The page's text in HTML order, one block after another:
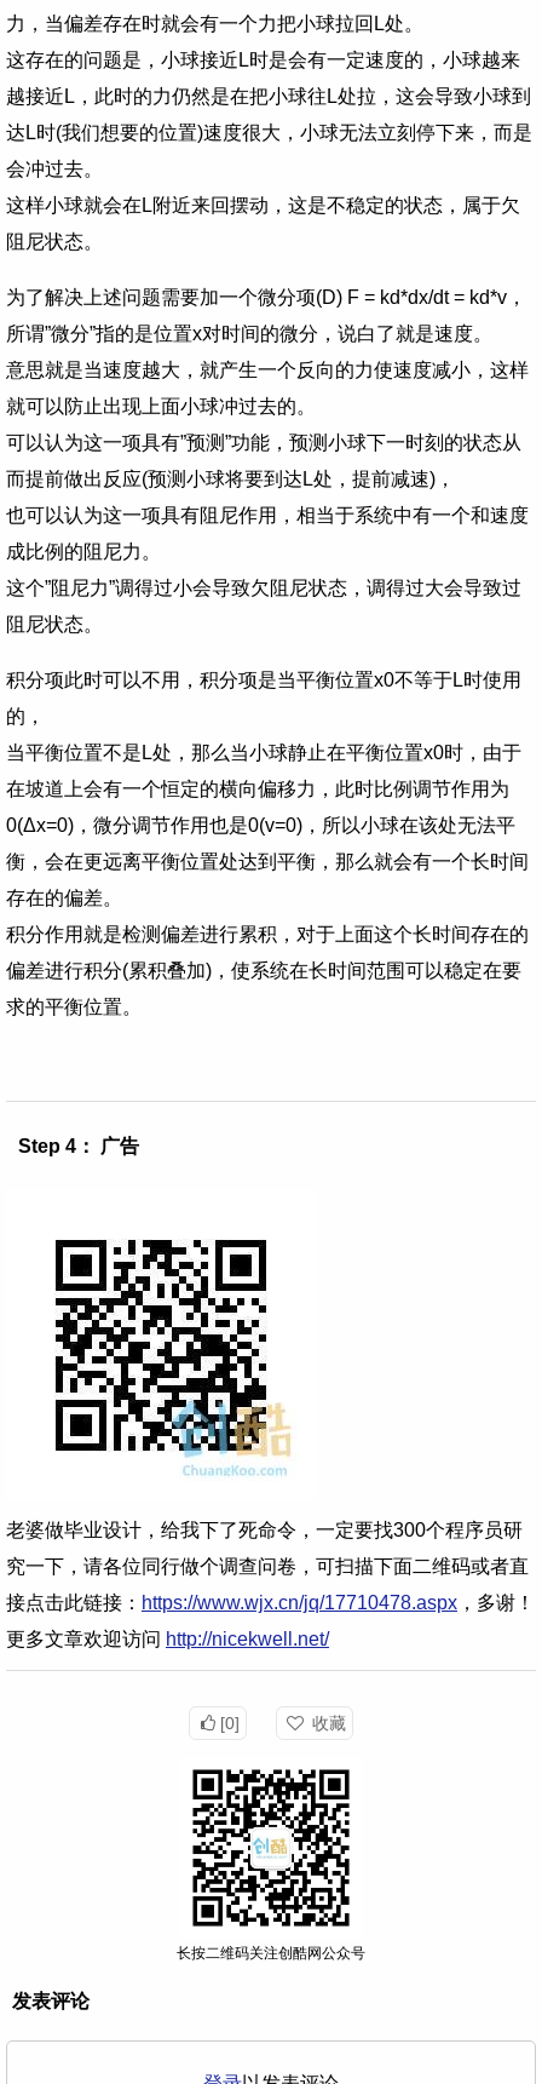
力，当偏差存在时就会有一个力把小球拉回L处。
这存在的问题是，小球接近L时是会有一定速度的，小球越来
越接近L，此时的力仍然是在把小球往L处拉，这会导致小球到
达L时(我们想要的位置)速度很大，小球无法立刻停下来，而是
会冲过去。
这样小球就会在L附近来回摆动，这是不稳定的状态，属于欠
阻尼状态。
为了解决上述问题需要加一个微分项(D) F = kd*dx/dt = kd*v，
所谓”微分”指的是位置x对时间的微分，说白了就是速度。
意思就是当速度越大，就产生一个反向的力使速度减小，这样
就可以防止出现上面小球冲过去的。
可以认为这一项具有”预测”功能，预测小球下一时刻的状态从
而提前做出反应(预测小球将要到达L处，提前减速)，
也可以认为这一项具有阻尼作用，相当于系统中有一个和速度
成比例的阻尼力。
这个”阻尼力”调得过小会导致欠阻尼状态，调得过大会导致过
阻尼状态。
积分项此时可以不用，积分项是当平衡位置x0不等于L时使用
的，
当平衡位置不是L处，那么当小球静止在平衡位置x0时，由于
在坡道上会有一个恒定的横向偏移力，此时比例调节作用为
0(Δx=0)，微分调节作用也是0(v=0)，所以小球在该处无法平
衡，会在更远离平衡位置处达到平衡，那么就会有一个长时间
存在的偏差。
积分作用就是检测偏差进行累积，对于上面这个长时间存在的
偏差进行积分(累积叠加)，使系统在长时间范围可以稳定在要
求的平衡位置。
Step 4： 广告
老婆做毕业设计，给我下了死命令，一定要找300个程序员研
究一下，请各位同行做个调查问卷，可扫描下面二维码或者直
接点击此链接： https://www.wjx.cn/jq/17710478.aspx ，多谢！
更多文章欢迎访问 http://nicekwell.net/
[0] 收藏
长按二维码关注创酷网公众号
发表评论